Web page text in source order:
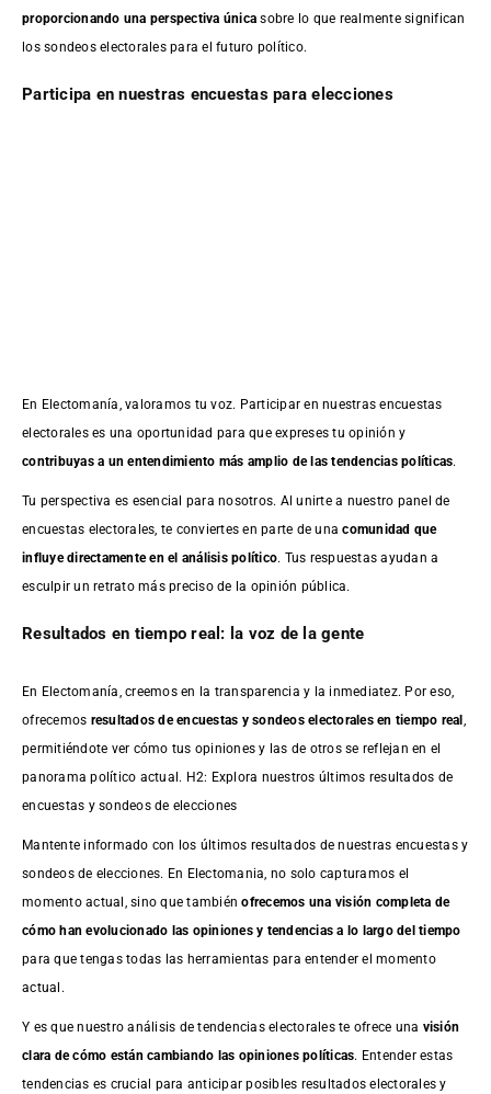
proporcionando una perspectiva única sobre lo que realmente significan
los sondeos electorales para el futuro político.
Participa en nuestras encuestas para elecciones
En Electomanía, valoramos tu voz. Participar en nuestras encuestas
electorales es una oportunidad para que expreses tu opinión y
contribuyas a un entendimiento más amplio de las tendencias políticas.
Tu perspectiva es esencial para nosotros. Al unirte a nuestro panel de
encuestas electorales, te conviertes en parte de unacomunidad que
influye directamente en el análisis político. Tus respuestas ayudan a
esculpir un retrato más preciso de la opinión pública.
Resultados en tiempo real: la voz de la gente
En Electomanía, creemos en la transparencia y la inmediatez. Por eso,
ofrecemos resultados deencuestas y sondeos electorales en tiempo real ,
permitiéndote ver cómo tus opiniones y las de otros se reflejan en el
panorama político actual. H2: Explora nuestros últimos resultados de
encuestas y sondeos de elecciones
Mantente informado con los últimos resultados de nuestras encuestasy
sondeos de elecciones. En Electomania, no solo capturamos el
momento actual, sino que tambiénofrecemos una visión completa de
cómo han evolucionado las opiniones y tendencias a lo largo del tiempo
para que tengas todas las herramientas para entender el momento
actual.
Y es que nuestro análisis de tendencias electorales te ofrece una visión
clara de cómo están cambiando las opiniones políticas. Entender estas
tendencias es crucial para anticipar posibles resultados electorales y